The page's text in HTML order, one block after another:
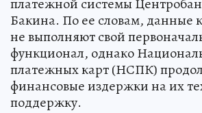
платежной системы
Бакина. По ее словам, данные
не выполняют свой
функционал, однако
платежных карт (НСПК)
финансовые издержки на их
поддержку.